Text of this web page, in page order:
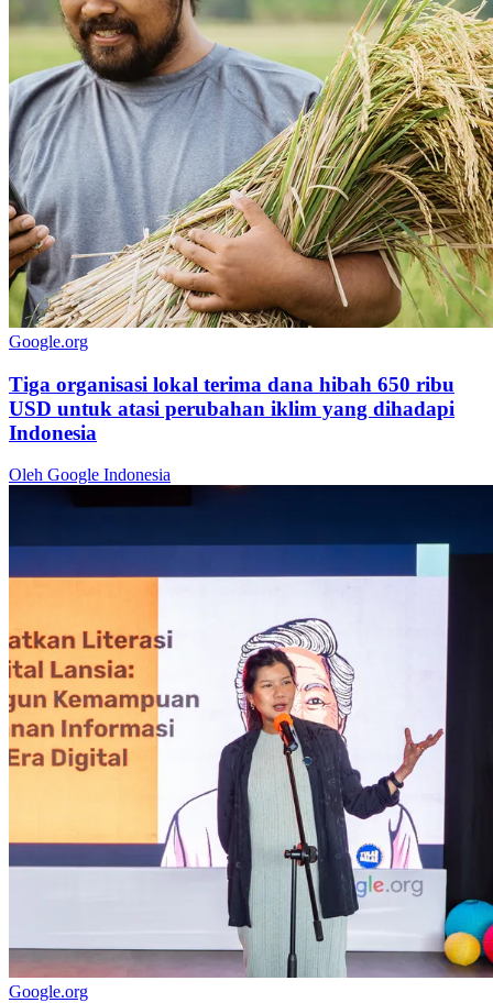
Google.org
Tiga organisasi lokal terima dana hibah 650 ribu
USD untuk atasi perubahan iklim yang dihadapi
Indonesia
Oleh Google Indonesia
Google.org